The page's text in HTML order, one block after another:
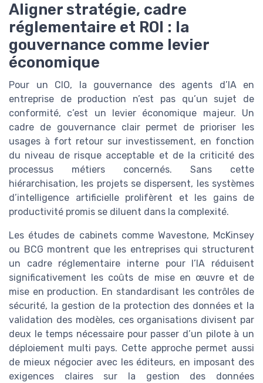
Aligner stratégie, cadre
réglementaire et ROI : la
gouvernance comme levier
économique
Pour un CIO, la gouvernance des agents d’IA en
entreprise de production n’est pas qu’un sujet de
conformité, c’est un levier économique majeur. Un
cadre de gouvernance clair permet de prioriser les
usages à fort retour sur investissement, en fonction
du niveau de risque acceptable et de la criticité des
processus métiers concernés. Sans cette
hiérarchisation, les projets se dispersent, les systèmes
d’intelligence artificielle prolifèrent et les gains de
productivité promis se diluent dans la complexité.
Les études de cabinets comme Wavestone, McKinsey
ou BCG montrent que les entreprises qui structurent
un cadre réglementaire interne pour l’IA réduisent
significativement les coûts de mise en œuvre et de
mise en production. En standardisant les contrôles de
sécurité, la gestion de la protection des données et la
validation des modèles, ces organisations divisent par
deux le temps nécessaire pour passer d’un pilote à un
déploiement multi pays. Cette approche permet aussi
de mieux négocier avec les éditeurs, en imposant des
exigences claires sur la gestion des données